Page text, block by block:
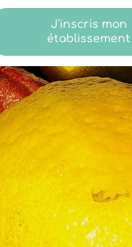
J'inscris mon
établissement